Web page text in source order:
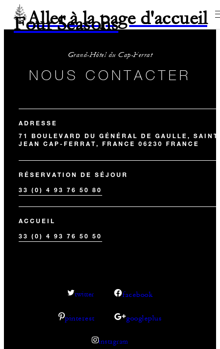
Aller à la page d'accueil
Four Seasons
Grand-Hôtel du Cap-Ferrat
NOUS CONTACTER
ADRESSE
71 BOULEVARD DU GÉNÉRAL DE GAULLE,
JEAN CAP-FERRAT, FRANCE 06230 FRANCE
RÉSERVATION DE SÉJOUR
33 (0) 4 93 76 50 80
ACCUEIL
33 (0) 4 93 76 50 50
twitter facebook
pinterest googleplus
instagram